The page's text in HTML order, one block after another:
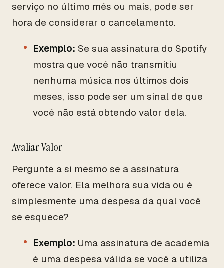
serviço no último mês ou mais, pode ser
hora de considerar o cancelamento.
Exemplo: Se sua assinatura do Spotify
mostra que você não transmitiu
nenhuma música nos últimos dois
meses, isso pode ser um sinal de que
você não está obtendo valor dela.
Avaliar Valor
Pergunte a si mesmo se a assinatura
oferece valor. Ela melhora sua vida ou é
simplesmente uma despesa da qual você
se esquece?
Exemplo: Uma assinatura de academia
é uma despesa válida se você a utiliza